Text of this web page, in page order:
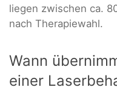
liegen zwischen ca.
nach Therapiewahl.
Wann
einer